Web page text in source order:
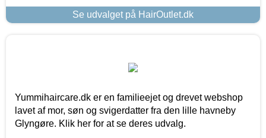
Se udvalget på HairOutlet.dk
Yummihaircare.dk er en familieejet og drevet webshop
lavet af mor, søn og svigerdatter fra den lille havneby
Glyngøre. Klik her for at se deres udvalg.